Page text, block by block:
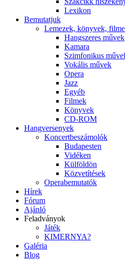
Lexikon
Bemutatjuk
Lemezek, könyvek,
Hangszeres művek
Kamara
Szimfonikus
Vokális művek
Opera
Jazz
Egyéb
Filmek
Könyvek
CD-ROM
Hangversenyek
Koncertbeszámolók
Budapesten
Vidéken
Külföldön
Közvetítések
Operabemutatók
Hírek
Fórum
Ajánló
Feladványok
Játék
KIMERNYA?
Galéria
Blog